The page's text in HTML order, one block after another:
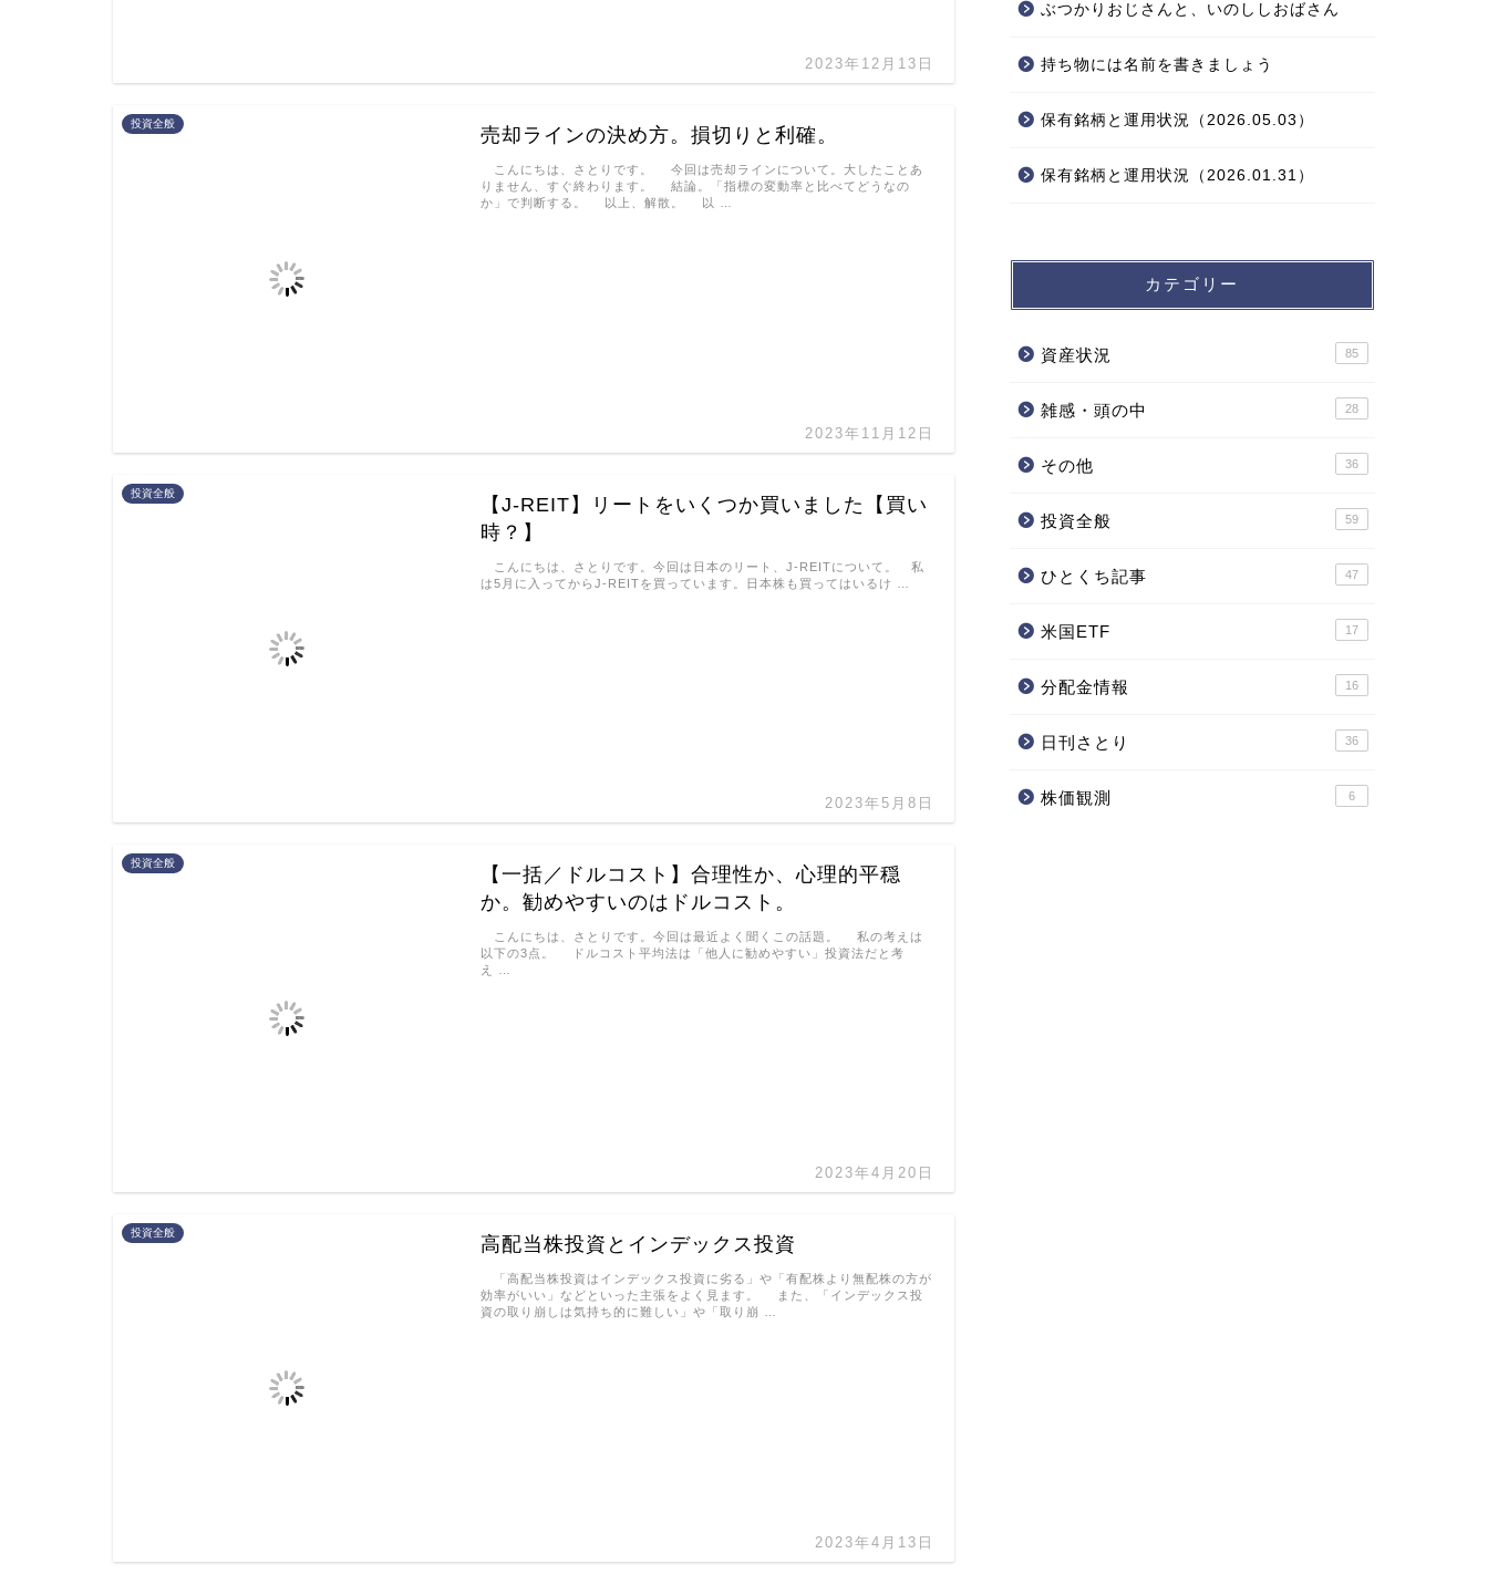
2023年12月13日
投資全般
売却ラインの決め方。損切りと利確。
2023年11月12日
こんにちは、さとりです。 今回は売却ラインについて。大したことあ
りません、すぐ終わります。 結論。「指標の変動率と比べてどうなの
か」で判断する。 以上、解散。 以 …
投資全般
【J-REIT】リートをいくつか買いました【買い
時？】
2023年5月8日
こんにちは、さとりです。今回は日本のリート、J-REITについて。 私
は5月に入ってからJ-REITを買っています。日本株も買ってはいるけ …
投資全般
【一括／ドルコスト】合理性か、心理的平穏
か。勧めやすいのはドルコスト。
2023年4月20日
こんにちは、さとりです。今回は最近よく聞くこの話題。 私の考えは
以下の3点。 ドルコスト平均法は「他人に勧めやすい」投資法だと考
え …
投資全般
高配当株投資とインデックス投資
2023年4月13日
「高配当株投資はインデックス投資に劣る」や「有配株より無配株の方が
効率がいい」などといった主張をよく見ます。 また、「インデックス投
資の取り崩しは気持ち的に難しい」や「取り崩 …
ぶつかりおじさんと、いのししおばさん
持ち物には名前を書きましょう
保有銘柄と運用状況（2026.05.03）
保有銘柄と運用状況（2026.01.31）
カテゴリー
資産状況 85
雑感・頭の中 28
その他 36
投資全般 59
ひとくち記事 47
米国ETF 17
分配金情報 16
日刊さとり 36
株価観測 6